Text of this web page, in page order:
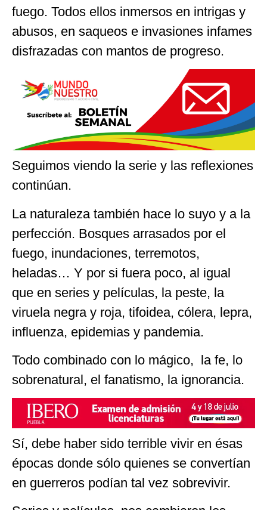
fuego. Todos ellos inmersos en intrigas y
abusos, en saqueos e invasiones infames
disfrazadas con mantos de progreso.
Seguimos viendo la serie y las reflexiones
continúan.
La naturaleza también hace lo suyo y a la
perfección. Bosques arrasados por el
fuego, inundaciones, terremotos,
heladas… Y por si fuera poco, al igual
que en series y películas, la peste, la
viruela negra y roja, tifoidea, cólera, lepra,
influenza, epidemias y pandemia.
Todo combinado con lo mágico, la fe, lo
sobrenatural, el fanatismo, la ignorancia.
Sí, debe haber sido terrible vivir en ésas
épocas donde sólo quienes se convertían
en guerreros podían tal vez sobrevivir.